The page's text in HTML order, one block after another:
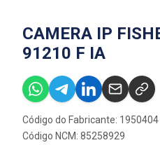
CAMERA IP
91210 F IA
Código do Fabricante: 1950404
Código NCM: 85258929